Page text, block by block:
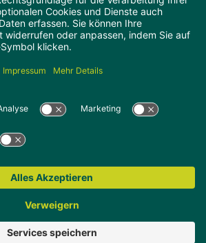
für unseren Profi-Newsletter
auf dem Laufenden.